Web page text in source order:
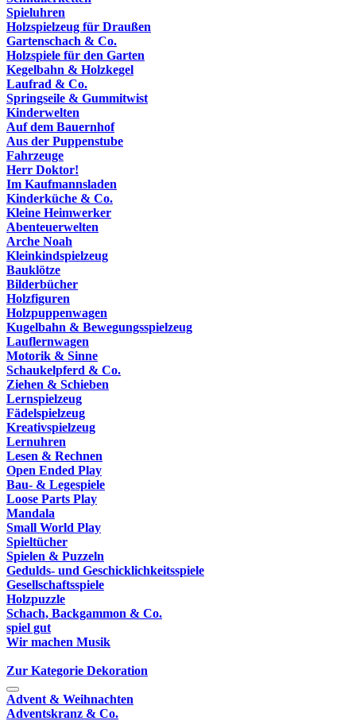
Spieluhren
Holzspielzeug für Draußen
Gartenschach & Co.
Holzspiele für den Garten
Kegelbahn & Holzkegel
Laufrad & Co.
Springseile & Gummitwist
Kinderwelten
Auf dem Bauernhof
Aus der Puppenstube
Fahrzeuge
Herr Doktor!
Im Kaufmannsladen
Kinderküche & Co.
Kleine Heimwerker
Abenteuerwelten
Arche Noah
Kleinkindspielzeug
Bauklötze
Bilderbücher
Holzfiguren
Holzpuppenwagen
Kugelbahn & Bewegungsspielzeug
Lauflernwagen
Motorik & Sinne
Schaukelpferd & Co.
Ziehen & Schieben
Lernspielzeug
Fädelspielzeug
Kreativspielzeug
Lernuhren
Lesen & Rechnen
Open Ended Play
Bau- & Legespiele
Loose Parts Play
Mandala
Small World Play
Spieltücher
Spielen & Puzzeln
Gedulds- und Geschicklichkeitsspiele
Gesellschaftsspiele
Holzpuzzle
Schach, Backgammon & Co.
spiel gut
Wir machen Musik
Zur Kategorie Dekoration
Advent & Weihnachten
Adventskranz & Co.